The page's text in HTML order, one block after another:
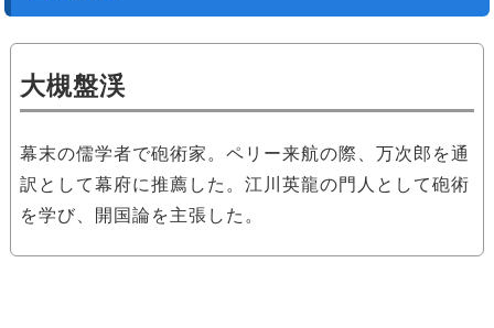
大槻盤渓
幕末の儒学者で砲術家。ペリー来航の際、万次郎を通
訳として幕府に推薦した。江川英龍の門人として砲術
を学び、開国論を主張した。